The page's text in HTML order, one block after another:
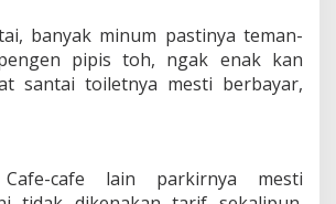
banyak minum pastinya teman-
pipis toh, ngak enak kan
santai toiletnya mesti berbayar,
cafe lain parkirnya mesti